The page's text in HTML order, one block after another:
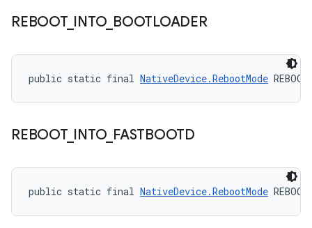
REBOOT_ INTO_ BOOTLOADER
public static final NativeDevice.RebootMode
REBOOT_ INTO_ FASTBOOTD
public static final NativeDevice.RebootMode